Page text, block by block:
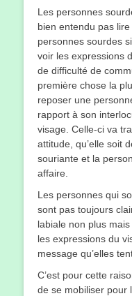
Les personnes
bien entendu pas
personnes sourdes
voir les expressions
de difficulté de
première chose la
reposer une
rapport à son
visage. Celle-ci va
attitude, qu’elle soit
souriante et la
affaire.
Les personnes qui
sont pas toujours
labiale non plus
les expressions du
message qu’elles
C’est pour cette
de se mobiliser pour